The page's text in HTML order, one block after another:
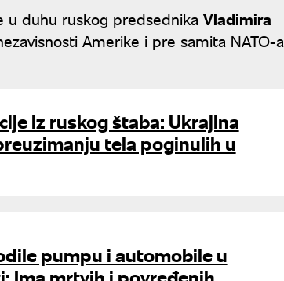
u duhu ruskog predsednika Vladimira
Amerike i pre samita NATO-a
iz ruskog štaba: Ukrajina
tela poginulih u
pumpu i automobile u
Ima mrtvih i povređenih